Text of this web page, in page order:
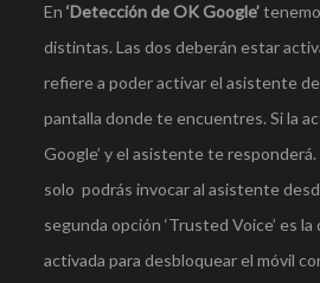
En ‘Detección de OK Google’
distintas. Las dos deberán estar
refiere a poder activar el asistente
pantalla donde te encuentres. Si la
Google’ y el asistente te
solo podrás invocar al asistente
segunda opción ‘Trusted Voice’ es
activada para desbloquear el móvil